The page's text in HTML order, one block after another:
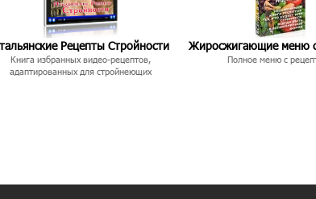
Рецепты Стройности
Книга избранных видео-рецептов,
адаптированных для стройнеющих
Жиросжигающие меню
Полное меню с